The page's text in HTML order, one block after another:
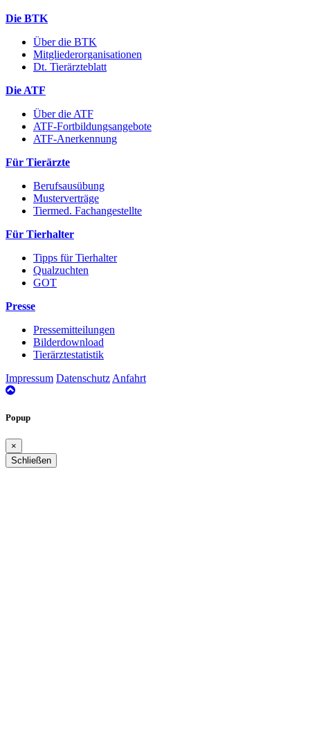
Die BTK
Über die BTK
Mitgliederorganisationen
Dt. Tierärzteblatt
Die ATF
Über die ATF
ATF-Fortbildungsangebote
ATF-Anerkennung
Für Tierärzte
Berufsausübung
Musterverträge
Tiermed. Fachangestellte
Für Tierhalter
Tipps für Tierhalter
Qualzuchten
GOT
Presse
Pressemitteilungen
Bilderdownload
Tierärztestatistik
Impressum Datenschutz Anfahrt
nach
Popup
×
Schließen